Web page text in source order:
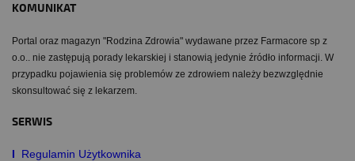
KOMUNIKAT
Portal oraz magazyn "Rodzina Zdrowia" wydawane przez Farmacore sp z
o.o.. nie zastępują porady lekarskiej i stanowią jedynie źródło informacji. W
przypadku pojawienia się problemów ze zdrowiem należy bezwzględnie
skonsultować się z lekarzem.
SERWIS
I Regulamin Użytkownika